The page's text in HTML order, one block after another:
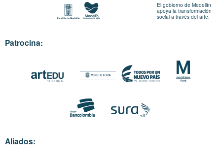
El gobierno de Medellín
apoya la transformación
social a través del arte.
Patrocina:
Aliados: